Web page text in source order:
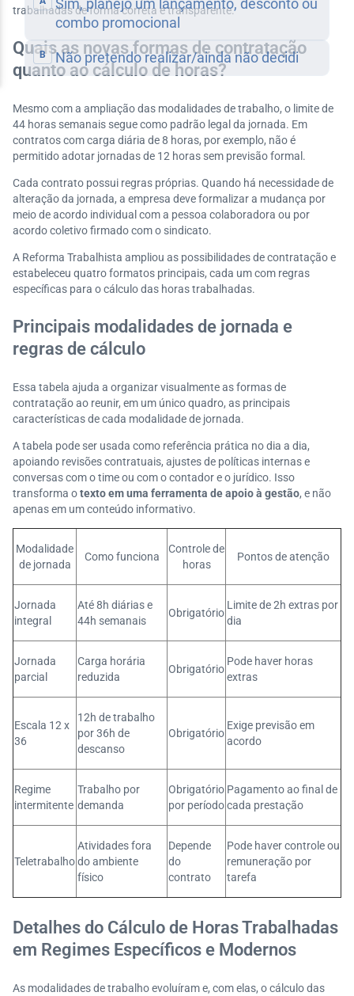
trabalhadas de forma correta e transparente.
Quais as novas formas de contratação
quanto ao cálculo de horas?
Mesmo com a ampliação das modalidades de trabalho, o limite de
44 horas semanais segue como padrão legal da jornada. Em
contratos com carga diária de 8 horas, por exemplo, não é
permitido adotar jornadas de 12 horas sem previsão formal.
Cada contrato possui regras próprias. Quando há necessidade de
alteração da jornada, a empresa deve formalizar a mudança por
meio de acordo individual com a pessoa colaboradora ou por
acordo coletivo firmado com o sindicato.
A Reforma Trabalhista ampliou as possibilidades de contratação e
estabeleceu quatro formatos principais, cada um com regras
específicas para o cálculo das horas trabalhadas.
Principais modalidades de jornada e
regras de cálculo
Essa tabela ajuda a organizar visualmente as formas de
contratação ao reunir, em um único quadro, as principais
características de cada modalidade de jornada.
A tabela pode ser usada como referência prática no dia a dia,
apoiando revisões contratuais, ajustes de políticas internas e
conversas com o time ou com o contador e o jurídico. Isso
transforma otexto em uma ferramenta de apoio à gestão, e não
apenas em um conteúdo informativo.
Modalidade
de jornada
Como funciona
Controle de
horas
Pontos de atenção
Jornada
integral
Até 8h diárias e
44h semanais
Obrigatório
Limite de 2h extras por
dia
Jornada
parcial
Carga horária
reduzida
Obrigatório
Pode haver horas
extras
Escala 12 x
36
12h de trabalho
por 36h de
descanso
Obrigatório
Exige previsão em
acordo
Regime
intermitente
Trabalho por
demanda
Obrigatório
por período
Pagamento ao final de
cada prestação
Teletrabalho
Atividades fora
do ambiente
físico
Depende
do
contrato
Pode haver controle ou
remuneração por
tarefa
Detalhes do Cálculo de Horas Trabalhadas
em Regimes Específicos e Modernos
As modalidades de trabalho evoluíram e, com elas, o cálculo das